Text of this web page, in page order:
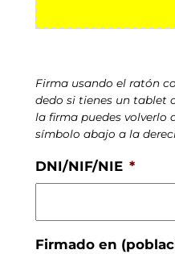
Firma usando el ratón
dedo si tienes un tablet
la firma puedes volverlo
símbolo abajo a la
DNI/NIF/NIE *
Firmado en